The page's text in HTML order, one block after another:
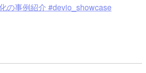
の事例紹介 #devio_showcase